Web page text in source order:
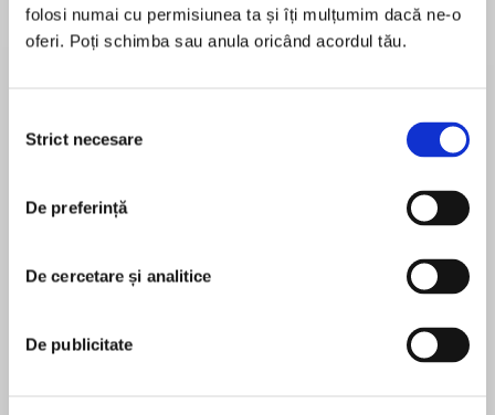
folosi numai cu permisiunea ta și îți mulțumim dacă ne-o
oferi. Poți schimba sau anula oricând acordul tău.
consimțământului
Strict necesare
De preferință
De cercetare și analitice
De publicitate
Desprecarte
The edge-of-your-seat, monstrously-exciting,
armour… continue.
Things can’t get any worse. Legends are running
riot. Half-hunters are out of control. Darkmouth
Finn’s dad Hugo – proud Legend Hunter – is
washing dogs for a living.
But something even more terrifying lurks
În acest moment nu există recenzii
Shane Hegarty
Shane Hegarty was born and raised in Skerries,
Ireland, where he now lives with his wife and four